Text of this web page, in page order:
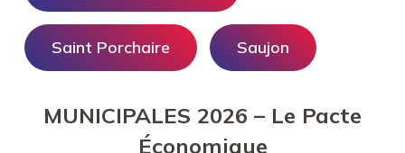
Saint Porchaire Saujon
MUNICIPALES 2026 – Le Pacte
Économique